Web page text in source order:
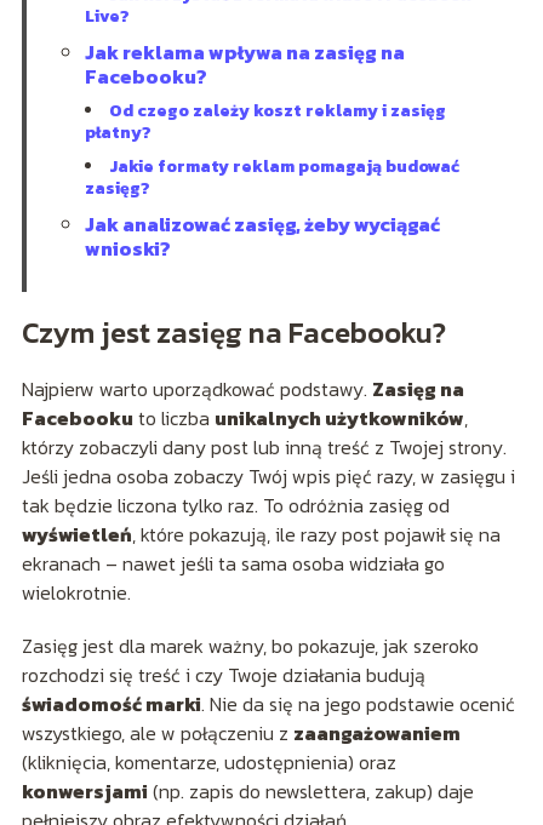
Live?
Jak reklama wpływa na zasięg na
Facebooku?
Od czego zależy koszt reklamy i zasięg
płatny?
Jakie formaty reklam pomagają budować
zasięg?
Jak analizować zasięg, żeby wyciągać
wnioski?
Czym jest zasięg na Facebooku?
Najpierw warto uporządkować podstawy. Zasięg na
Facebooku to liczba unikalnych użytkowników,
którzy zobaczyli dany post lub inną treść z Twojej strony.
Jeśli jedna osoba zobaczy Twój wpis pięć razy, w zasięgu i
tak będzie liczona tylko raz. To odróżnia zasięg od
wyświetleń, które pokazują, ile razy post pojawił się na
ekranach – nawet jeśli ta sama osoba widziała go
wielokrotnie.
Zasięg jest dla marek ważny, bo pokazuje, jak szeroko
rozchodzi się treść i czy Twoje działania budują
świadomość marki. Nie da się na jego podstawie ocenić
wszystkiego, ale w połączeniu z zaangażowaniem
(kliknięcia, komentarze, udostępnienia) oraz
konwersjami (np. zapis do newslettera, zakup) daje